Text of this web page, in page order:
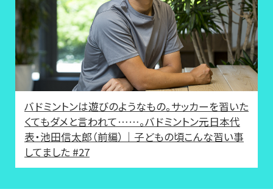
バドミントンは遊びのようなもの。サッカーを習いた
くてもダメと言われて……。バドミントン元日本代
表・池田信太郎（前編）｜子どもの頃こんな習い事
してました #27